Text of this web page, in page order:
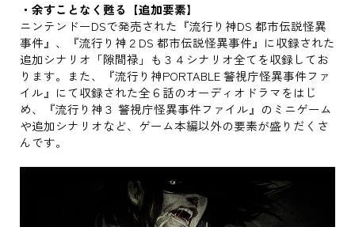
・余すことなく甦る【追加要素】
ニンテンドーDSで発売された『流行り神DS 都市伝説怪異
事件』、『流行り神２DS 都市伝説怪異事件』に収録された
追加シナリオ「隙間禄」も３４シナリオ全てを収録してお
ります。また、『流行り神PORTABLE 警視庁怪異事件ファ
イル』にて収録された全６話のオーディオドラマをはじ
め、『流行り神３ 警視庁怪異事件ファイル』のミニゲーム
や追加シナリオなど、ゲーム本編以外の要素が盛りだくさ
んです。